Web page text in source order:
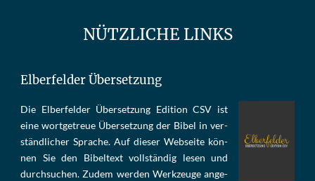
NÜTZLICHE LINKS
Elberfelder Übersetzung
Die Elber­fel­der Über­set­zung Edi­tion CSV ist
eine wort­ge­treue Über­set­zung der Bi­bel in ver­
ständ­li­cher Spra­che. Auf die­ser Web­sei­te kön­
nen Sie den Bi­bel­text voll­stän­dig le­sen und
durch­su­chen. Zu­dem wer­den Werk­zeu­ge an­ge­